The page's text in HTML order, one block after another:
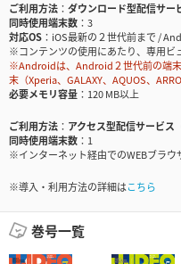
ご利用方法
ダウンロード型配信サー
同時使用端末数
3
対応OS
iOS最新の２世代前まで /
※コンテンツの使用にあたり、専用ビ
※Androidは、Android２世代前の端
末（Xperia、GALAXY、AQUOS、
必要メモリ容量
120 MB以上
ご利用方法
アクセス型配信サービス
同時使用端末数
1
※インターネット経由でのWEBブラウ
※導入・利用方法の詳細はこちら
巻号一覧